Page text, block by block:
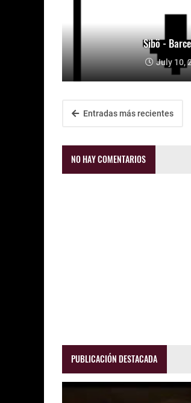
Sibö -
July 10,
Entradas más recientes
NO HAY COMENTARIOS
PUBLICACIÓN DESTACADA